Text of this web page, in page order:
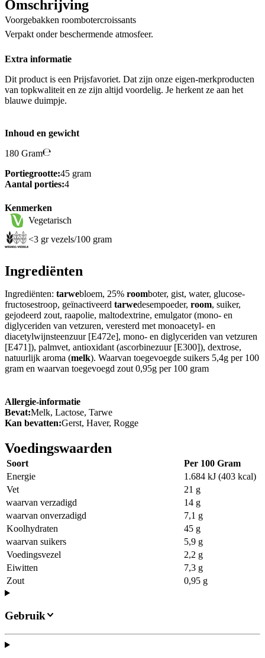
Omschrijving
Voorgebakken roombotercroissants
Verpakt onder beschermende atmosfeer.
Extra informatie
Dit product is een Prijsfavoriet. Dat zijn onze eigen-merkproducten
van topkwaliteit en ze zijn altijd voordelig. Je herkent ze aan het
blauwe duimpje.
Inhoud en gewicht
180 Gram
Portiegrootte:45 gram
Aantal porties:4
Kenmerken
Vegetarisch
<3 gr vezels/100 gram
Ingrediënten
Ingrediënten: tarwebloem, 25% roomboter, gist, water, glucose-
fructosestroop, geïnactiveerd tarwedesempoeder, room, suiker,
gejodeerd zout, raapolie, maltodextrine, emulgator (mono- en
diglyceriden van vetzuren, veresterd met monoacetyl- en
diacetylwijnsteenzuur [E472e], mono- en diglyceriden van vetzuren
[E471]), palmvet, antioxidant (ascorbinezuur [E300]), dextrose,
natuurlijk aroma (melk). Waarvan toegevoegde suikers 5,4g per 100
gram en waarvan toegevoegd zout 0,95g per 100 gram
Allergie-informatie
Bevat:Melk, Lactose, Tarwe
Kan bevatten:Gerst, Haver, Rogge
Voedingswaarden
Soort
Per 100 Gram
Energie
1.684 kJ (403 kcal)
Vet
21 g
waarvan verzadigd
14 g
waarvan onverzadigd
7,1 g
Koolhydraten
45 g
waarvan suikers
5,9 g
Voedingsvezel
2,2 g
Eiwitten
7,3 g
Zout
0,95 g
Gebruik